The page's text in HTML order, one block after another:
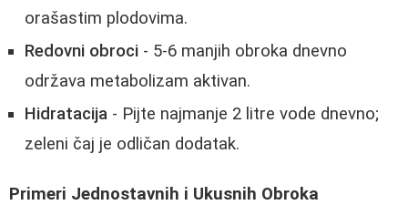
orašastim plodovima.
Redovni obroci - 5-6 manjih obroka dnevno
održava metabolizam aktivan.
Hidratacija - Pijte najmanje 2 litre vode dnevno;
zeleni čaj je odličan dodatak.
Primeri Jednostavnih i Ukusnih Obroka